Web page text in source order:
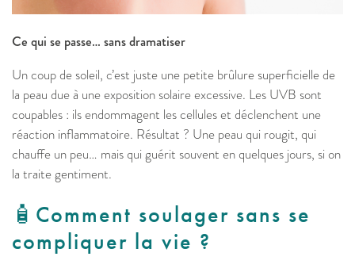
Ce qui se passe… sans dramatiser
Un coup de soleil, c’est juste une petite brûlure superficielle de
la peau due à une exposition solaire excessive. Les UVB sont
coupables : ils endommagent les cellules et déclenchent une
réaction inflammatoire. Résultat ? Une peau qui rougit, qui
chauffe un peu… mais qui guérit souvent en quelques jours, si on
la traite gentiment.
🧴​Comment soulager sans se
compliquer la vie ?